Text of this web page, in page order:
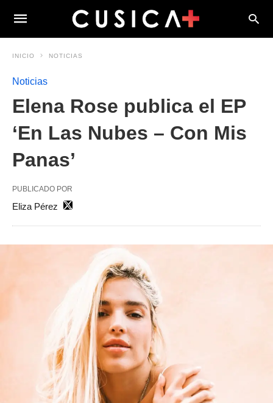
INICIO NOTICIAS
Noticias
Elena Rose publica el EP
‘En Las Nubes – Con Mis
Panas’
PUBLICADO POR
Eliza Pérez